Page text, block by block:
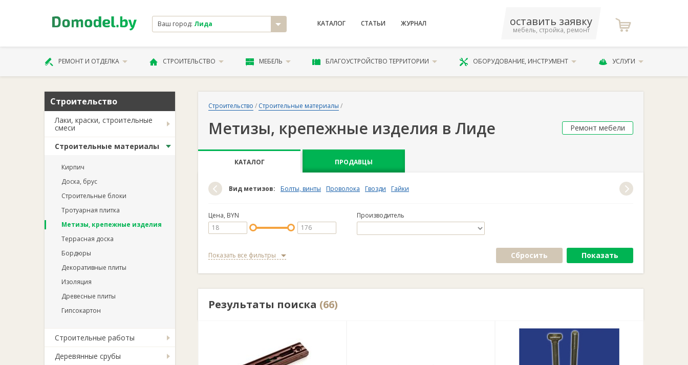
Ваш город: Лида КАТАЛОГ СТАТЬИ ЖУРНАЛ оставить заявку
мебель, стройка, ремонт
РЕМОНТ И ОТДЕЛКА СТРОИТЕЛЬСТВО МЕБЕЛЬ БЛАГОУСТРОЙСТВО ТЕРРИТОРИИ ОБОРУДОВАНИЕ, ИНСТРУМЕНТ УСЛУГИ
Строительство
Лаки, краски, строительные
смеси
Строительные материалы
Кирпич
Доска, брус
Строительные блоки
Тротуарная плитка
Метизы, крепежные изделия
Террасная доска
Бордюры
Декоративные плиты
Изоляция
Древесные плиты
Гипсокартон
Строительные работы
Деревянные срубы
Строительство / Строительные материалы /
Метизы, крепежные изделия в Лиде Ремонт мебели
КАТАЛОГ ПРОДАВЦЫ
Вид метизов: Болты, винты Проволока Гвозди Гайки
Цена, BYN Производитель
Показать все фильтры Сбросить Показать
Результаты поиска (66)